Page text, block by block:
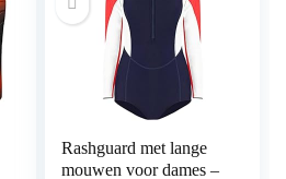
Rashguard met lange
mouwen voor dames –